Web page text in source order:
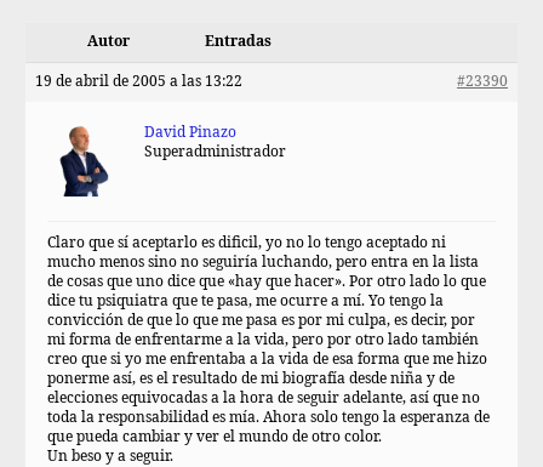
Autor Entradas
19 de abril de 2005 a las 13:22 #23390
David Pinazo
Superadministrador
Claro que sí aceptarlo es dificil, yo no lo tengo aceptado ni
mucho menos sino no seguiría luchando, pero entra en la lista
de cosas que uno dice que «hay que hacer». Por otro lado lo que
dice tu psiquiatra que te pasa, me ocurre a mí. Yo tengo la
convicción de que lo que me pasa es por mi culpa, es decir, por
mi forma de enfrentarme a la vida, pero por otro lado también
creo que si yo me enfrentaba a la vida de esa forma que me hizo
ponerme así, es el resultado de mi biografía desde niña y de
elecciones equivocadas a la hora de seguir adelante, así que no
toda la responsabilidad es mía. Ahora solo tengo la esperanza de
que pueda cambiar y ver el mundo de otro color.
Un beso y a seguir.